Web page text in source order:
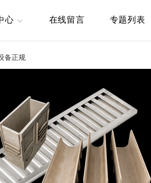
心
帮您了解网红|礼品机单
大型|游乐园设备
专区
帮您了解大型|游乐园设
备专区
私人|整场项目策
划
在线留言 专题列表
备正规